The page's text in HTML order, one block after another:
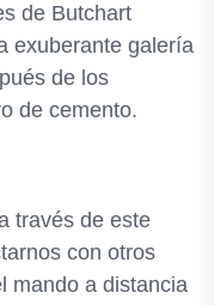
de Butchart
exuberante galería
de los
de cemento.
través de este
con otros
mando a distancia